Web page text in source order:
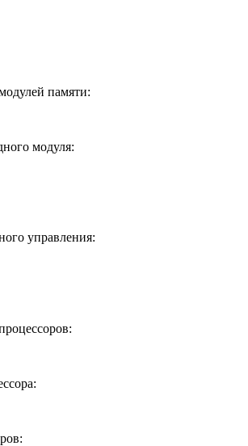
памяти:
модуля:
управления: